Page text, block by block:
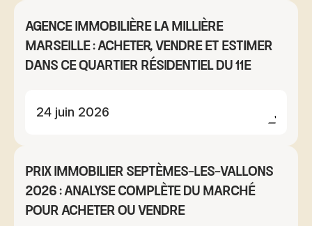
Agence immobilière La Millière
Marseille : acheter, vendre et estimer
dans ce quartier résidentiel du 11e
24 juin 2026
Prix immobilier Septèmes-les-Vallons
2026 : analyse complète du marché
pour acheter ou vendre